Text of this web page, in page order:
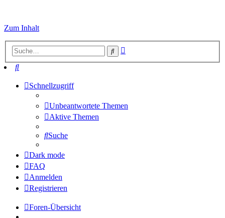
Zum Inhalt
Suche
Suche
Schnellzugriff
Unbeantwortete Themen
Aktive Themen
Suche
Dark mode
FAQ
Anmelden
Registrieren
Foren-Übersicht